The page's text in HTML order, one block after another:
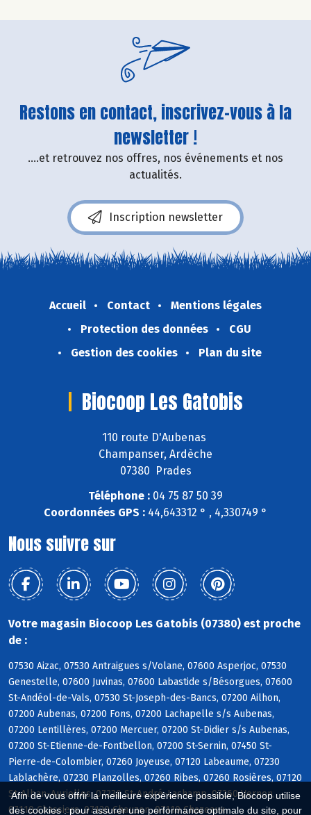
Afin de vous offrir la meilleure expérience possible, Biocoop utilise
des cookies : pour assurer une performance optimale du site, pour
Restons en contact, inscrivez-vous à la
newsletter !
....et retrouvez nos offres, nos événements et nos
actualités.
Inscription newsletter
Accueil Contact
Mentions légales
Protection des données
CGU
Gestion des cookies
Plan du site
Biocoop Les Gatobis
110 route D'Aubenas
Champanser, Ardèche
07380 Prades
Téléphone : 04 75 87 50 39
Coordonnées GPS : 44,643312 ° , 4,330749 °
Nous suivre sur
Votre magasin Biocoop Les Gatobis (07380) est proche
de :
07530 Aizac, 07530 Antraigues s/Volane, 07600 Asperjoc, 07530
Genestelle, 07600 Juvinas, 07600 Labastide s/Bésorgues, 07600
St-Andéol-de-Vals, 07530 St-Joseph-des-Bancs, 07200 Ailhon,
07200 Aubenas, 07200 Fons, 07200 Lachapelle s/s Aubenas,
07200 Lentillères, 07200 Mercuer, 07200 St-Didier s/s Aubenas,
07200 St-Etienne-de-Fontbellon, 07200 St-Sernin, 07450 St-
Pierre-de-Colombier, 07260 Joyeuse, 07120 Labeaume, 07230
Lablachère, 07230 Planzolles, 07260 Ribes, 07260 Rosières, 07120
St-Alban-Auriolles, 07230 St-André-Lachamp, 07260 Vernon,
07110 Chassiers, 07120 Chauzon, 07110 Chazeaux